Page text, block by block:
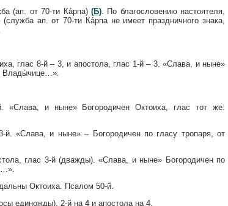
(ап. от 70-ти Ка́рпа) (Б). По благословению настоятеля,
ап. от 70-ти Ка́рпа не имеет праздничного знака,
глас 8-й – 3, и апостола, глас 1-й – 3. «Слава, и ныне»
Влады́чице…».
«Слава, и ныне» Богородичен Октоиха, глас тот же:
й. «Слава, и ныне» – Богородичен по гласу тропаря, от
глас 3-й (дважды). «Слава, и ныне» Богородичен по
Октоиха. Псалом 50-й.
единожды), 2-й на 4 и апостола на 4.